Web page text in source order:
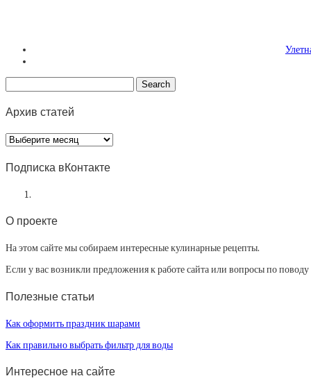
Архив статей
Архив
статей
Подписка вКонтакте
О проекте
На этом сайте мы собираем интересные кулинарные рецепты.
Если у вас возникли предложения к работе сайта или вопросы по
Полезные статьи
Как оформить праздник шарами
Как правильно выбрать фильтр для воды
Интересное на сайте